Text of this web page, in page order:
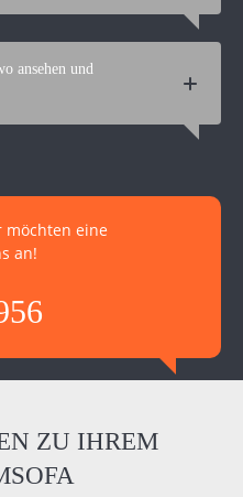
ansehen und
möchten eine
an!
ZU IHREM